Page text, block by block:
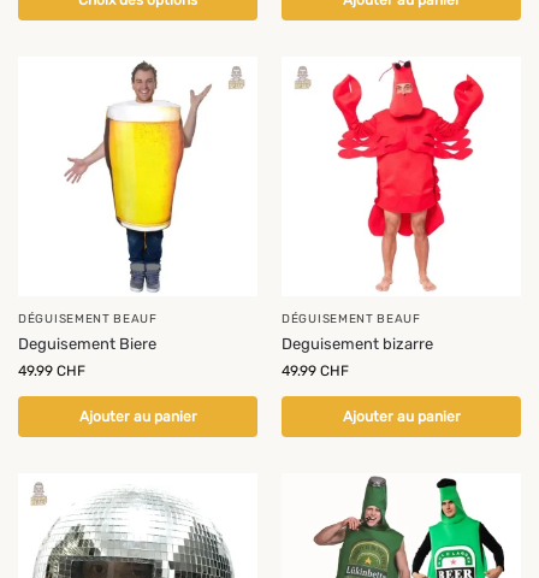
DÉGUISEMENT BEAUF
Deguisement Biere
49.99 CHF
Ajouter au panier
DÉGUISEMENT BEAUF
Deguisement bizarre
49.99 CHF
Ajouter au panier